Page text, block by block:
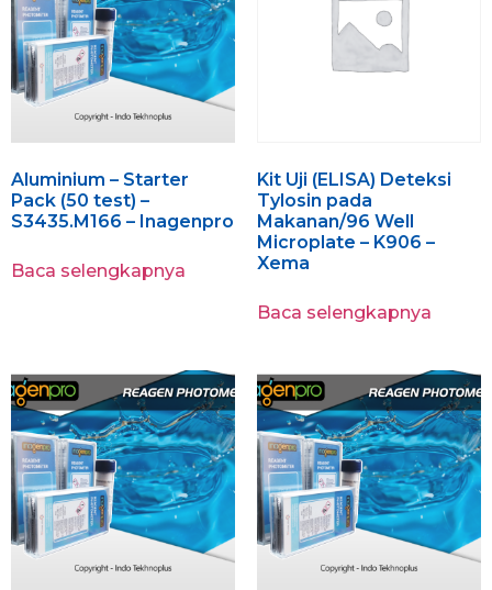
Aluminium – Starter
Pack (50 test) –
S3435.M166 – Inagenpro
Baca selengkapnya
Kit Uji (ELISA) Deteksi
Tylosin pada
Makanan/96 Well
Microplate – K906 –
Xema
Baca selengkapnya